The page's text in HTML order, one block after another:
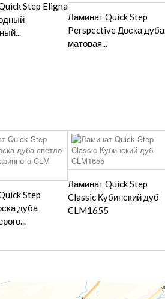
Step Eligna
Ламинат Quick Step
Perspective Доска дуба
матовая...
Step
дуба
Ламинат Quick Step
Classic Кубинский дуб
CLM1655